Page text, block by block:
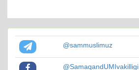
@sammuslimuz
@SamaqandUMIvakilligi